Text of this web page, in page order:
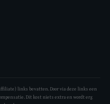
links bevatten. Door via deze links een
Dit kost niets extra en wordt erg